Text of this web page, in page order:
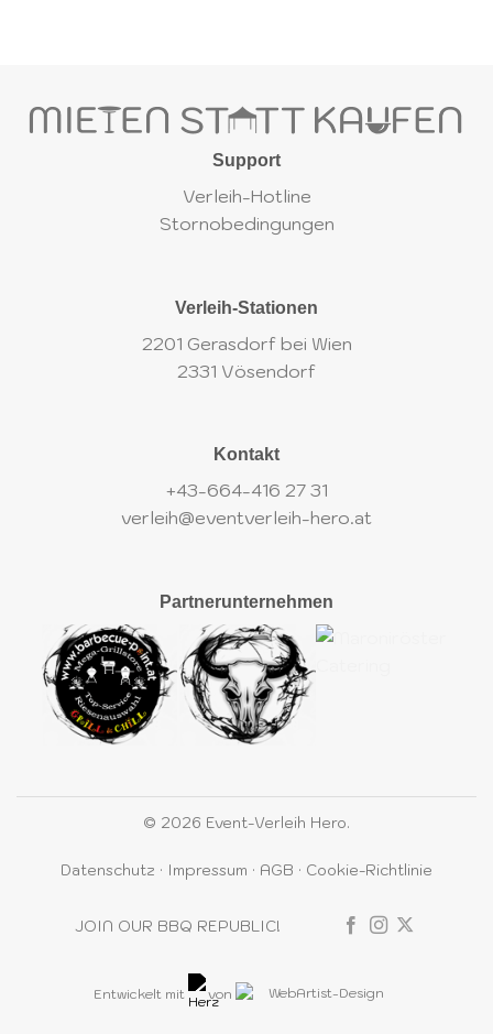
Support
Verleih-Hotline
Stornobedingungen
Verleih-Stationen
2201 Gerasdorf bei Wien
2331 Vösendorf
Kontakt
+43-664-416 27 31
verleih@eventverleih-hero.at
Partnerunternehmen
© 2026 Event-Verleih Hero.
Datenschutz · Impressum · AGB · Cookie-Richtlinie
JOIN OUR BBQ REPUBLIC!
Entwickelt mit von